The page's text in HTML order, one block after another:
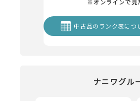
※オンラインで見
中古品のランク表につ
ナニワグル